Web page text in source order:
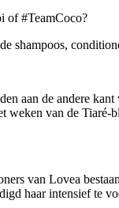
of #TeamCoco?
shampoos,
aan de andere
weken van de Tiaré-
van Lovea
haar intensief te